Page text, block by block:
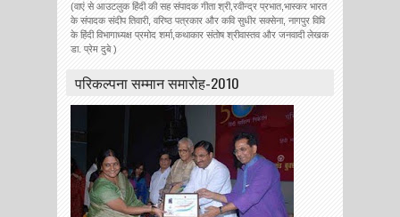
(वाएं से आउटलुक हिंदी की सह संपादक गीता श्री,रवीन्द्र प्रभात,भास्कर भारत
के संपादक संदीप तिवारी, वरिष्ठ पत्रकार और कवि सुधीर सक्सेना, नागपुर विवि
के हिंदी विभागाध्यक्ष प्रमोद शर्मा,कथाकार संतोष श्रीवास्तव और जनवादी लेखक
डा. प्रेम दुबे )
परिकल्पना सम्मान समारोह-2010